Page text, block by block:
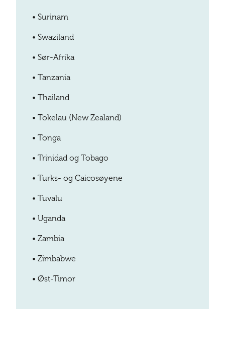
• Surinam
• Swaziland
• Sør-Afrika
• Tanzania
• Thailand
• Tokelau (New Zealand)
• Tonga
• Trinidad og Tobago
• Turks- og Caicosøyene
• Tuvalu
• Uganda
• Zambia
• Zimbabwe
• Øst-Timor